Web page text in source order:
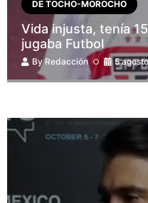
DE TOCHO-MOROCHO
Vida injusta, tenía
jugaba Futbol
ByRedacción 5